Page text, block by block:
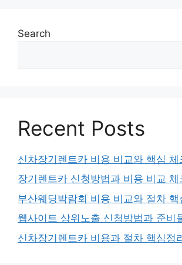
Search
Recent Posts
신차장기렌트카 비용 비교와 핵심 체
장기렌트카 신청방법과 비용 비교 체
부산웨딩박람회 비용 비교와 절차 핵
웹사이트 상위노출 신청방법과 준비
신차장기렌트카 비용과 절차 핵심정